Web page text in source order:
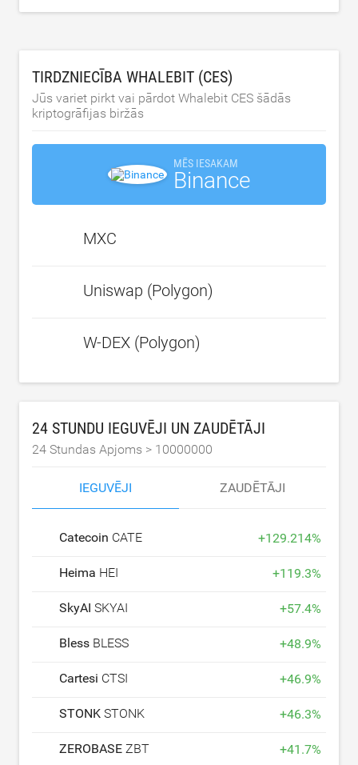
TIRDZNIECĪBA WHALEBIT (CES)
Jūs variet pirkt vai pārdot Whalebit CES šādās
kriptogrāfijas biržās
MĒS IESAKAM
Binance
MXC
Uniswap (Polygon)
W-DEX (Polygon)
24 STUNDU IEGUVĒJI UN ZAUDĒTĀJI
24 Stundas Apjoms > 10000000
IEGUVĒJI ZAUDĒTĀJI
Catecoin CATE +129.214%
Heima HEI +119.3%
SkyAI SKYAI +57.4%
Bless BLESS +48.9%
Cartesi CTSI +46.9%
STONK STONK +46.3%
ZEROBASE ZBT +41.7%